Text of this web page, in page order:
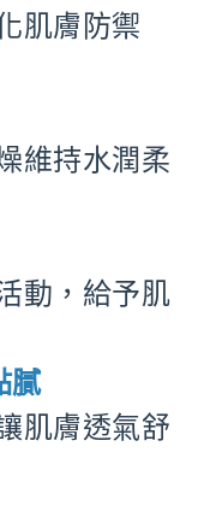
肌膚防禦
維持水潤柔
動，給予肌
膩
肌膚透氣舒